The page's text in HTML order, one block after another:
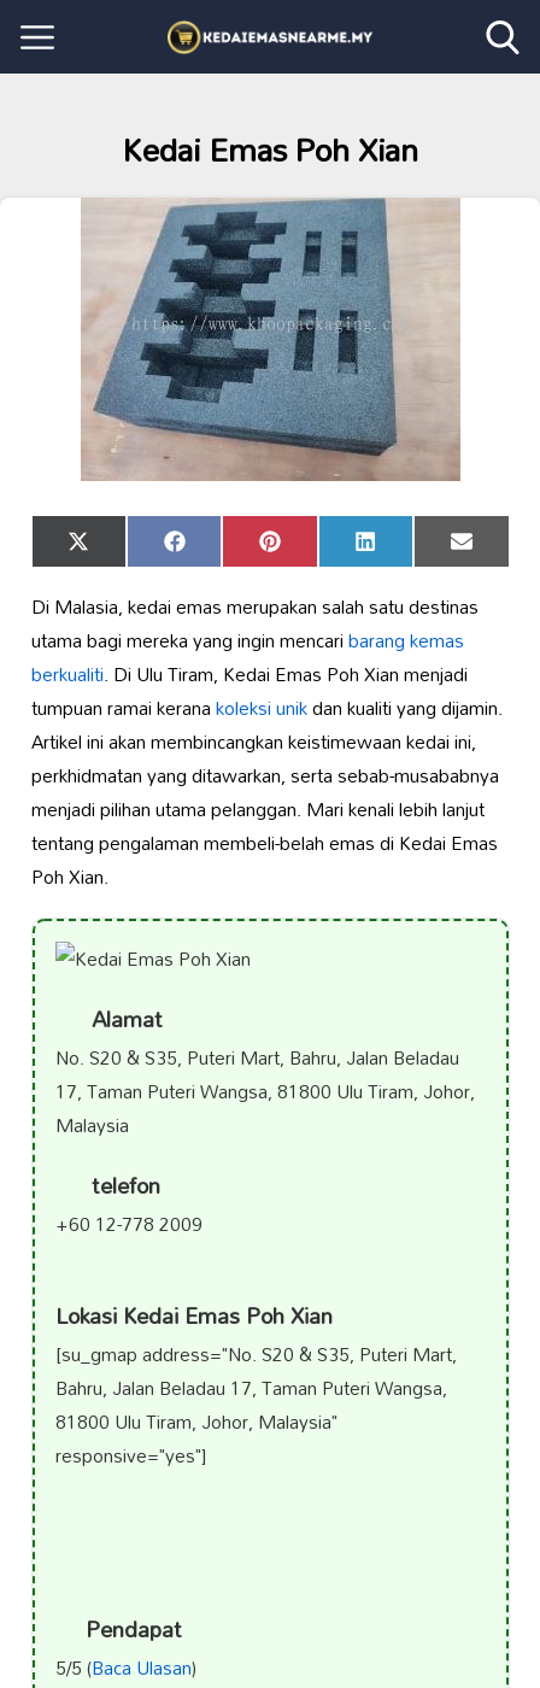
Kedai Emas Poh Xian
Share
on
X
(Twitter)
Share
on
Facebook Share
on
Pinterest Share
on
LinkedIn Share
on
Email
Di Malasia, kedai emas merupakan salah satu destinas
utama bagi mereka yang ingin mencaribarang kemas
berkualiti. Di Ulu Tiram, Kedai Emas Poh Xian menjadi
tumpuan ramai keranakoleksi unikdan kualiti yang dijamin.
Artikel ini akan membincangkan keistimewaan kedai ini,
perkhidmatan yang ditawarkan, serta sebab-musababnya
menjadi pilihan utama pelanggan. Mari kenali lebih lanjut
tentang pengalaman membeli-belah emas di Kedai Emas
Poh Xian.
Alamat
No. S20 & S35, Puteri Mart, Bahru, Jalan Beladau
17, Taman Puteri Wangsa, 81800 Ulu Tiram, Johor,
Malaysia
telefon
+60 12-778 2009
Lokasi Kedai Emas Poh Xian
[su_gmap address="No. S20 & S35, Puteri Mart,
Bahru, Jalan Beladau 17, Taman Puteri Wangsa,
81800 Ulu Tiram, Johor, Malaysia"
responsive="yes"]
Pendapat
5/5 (Baca Ulasan)